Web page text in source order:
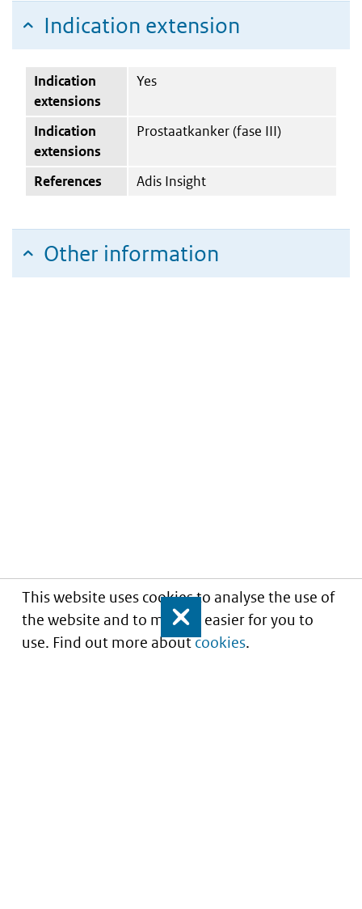
This website uses cookies to analyse the use of
the website and to make it easier for you to
use. Find out more aboutcookies.
Close
Indication extension
Indication
extensions
Yes
Indication
extensions
Prostaatkanker (fase III)
References Adis Insight
Other information